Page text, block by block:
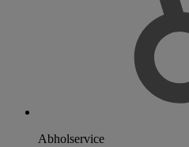
Abholservice